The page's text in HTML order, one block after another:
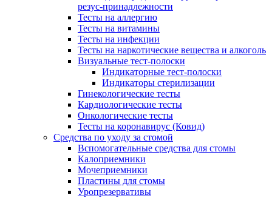
резус-принадлежности
Тесты на аллергию
Тесты на витамины
Тесты на инфекции
Тесты на наркотические вещества и алкоголь
Визуальные тест-полоски
Индикаторные тест-полоски
Индикаторы стерилизации
Гинекологические тесты
Кардиологические тесты
Онкологические тесты
Тесты на коронавирус (Ковид)
Средства по уходу за стомой
Вспомогательные средства для стомы
Калоприемники
Мочеприемники
Пластины для стомы
Уропрезервативы